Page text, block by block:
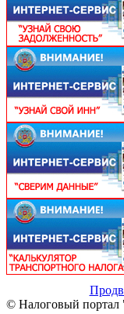
© Налоговый портал